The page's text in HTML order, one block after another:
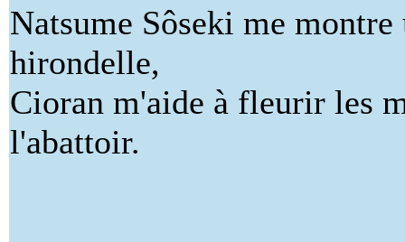
Natsume Sôseki me montre
hirondelle,
Cioran m'aide à fleurir les
l'abattoir.